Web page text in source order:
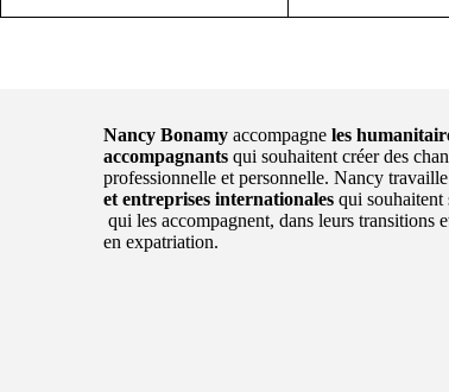
Nancy Bonamyaccompagneles
accompagnants qui souhaitent créer des
professionnelle et personnelle. Nancy
et entreprises internationalesqui souhaitent
qui les accompagnent, dans leurs transitions
en expatriation.